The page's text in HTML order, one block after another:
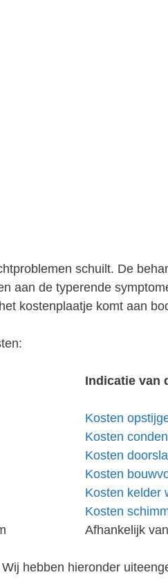
schuilt. De
aan de typerende
kostenplaatje komt aan
Indicatie van
Kosten
Kosten
Kosten
Kosten
Kosten kelder
Kosten
Afhankelijk
hebben hieronder